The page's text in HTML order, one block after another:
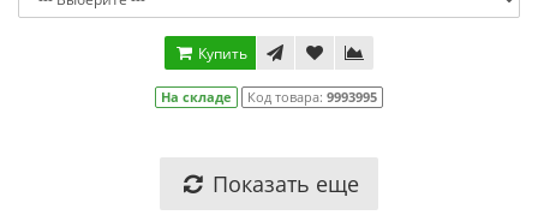
Купить
На складе Код товара: 9993995
Показать еще